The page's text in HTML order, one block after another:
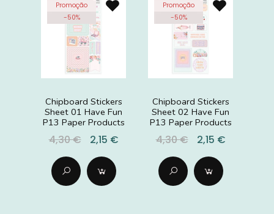
Promoção
-50%
Chipboard Stickers
Sheet 01 Have Fun
P13 Paper Products
4,30 € 2,15 €
Promoção
-50%
Chipboard Stickers
Sheet 02 Have Fun
P13 Paper Products
4,30 € 2,15 €